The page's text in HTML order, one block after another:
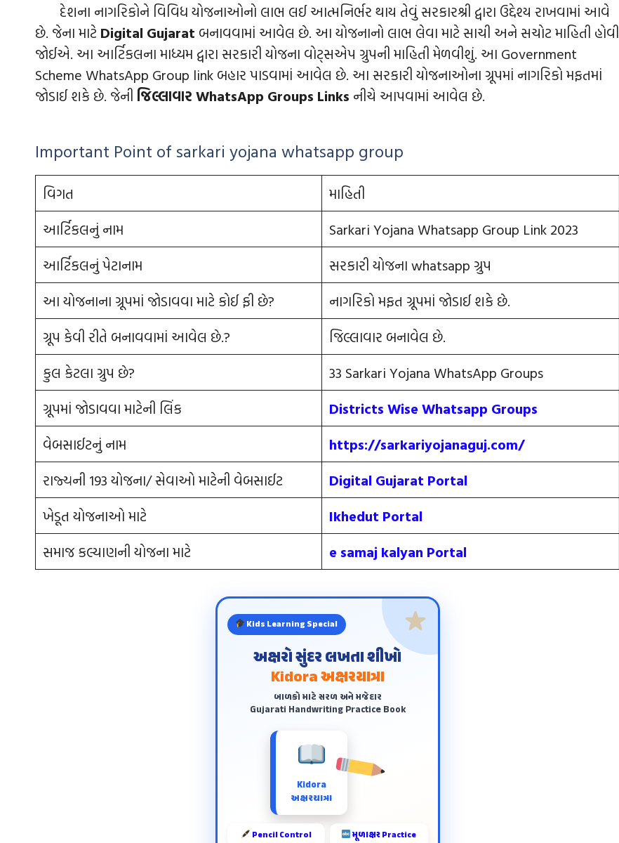
દેશના નાગરિકોને વિવિધ યોજનાઓનો લાભ લઈ આત્મનિર્ભર થાય તેવું સરકારશ્રી દ્વારા ઉદ્દેશ્ય રાખવામાં આવે
છે. જેના માટે Digital Gujarat બનાવવામાં આવેલ છે. આ યોજનાનો લાભ લેવા માટે સાચી અને સચોટ માહિતી હોવી
જોઈએ. આ આર્ટિકલના માધ્યમ દ્વારા સરકારી યોજના વોટ્સએપ ગ્રુપની માહિતી મેળવીશું. આ Government
Scheme WhatsApp Group link બહાર પાડવામાં આવેલ છે. આ સરકારી યોજનાઓના ગ્રૂપમાં નાગરિકો મફતમાં
જોડાઈ શકે છે. જેની જિલ્લાવાર WhatsApp Groups Links નીચે આપવામાં આવેલ છે.
Important Point of sarkari yojana whatsapp group
વિગત
માહિતી
આર્ટિકલનું નામ
Sarkari Yojana Whatsapp Group Link 2023
આર્ટિકલનું પેટાનામ
સરકારી યોજના whatsapp ગ્રુપ
આ યોજનાના ગ્રૂપમાં જોડાવવા માટે કોઈ ફી છે?
નાગરિકો મફત ગ્રૂપમાં જોડાઈ શકે છે.
ગ્રૂપ કેવી રીતે બનાવવામાં આવેલ છે.?
જિલ્લાવાર બનાવેલ છે.
કુલ કેટલા ગ્રુપ છે?
33 Sarkari Yojana WhatsApp Groups
ગ્રૂપમાં જોડાવવા માટેની લિંક
Districts Wise Whatsapp Groups
વેબસાઈટનું નામ
https://sarkariyojanaguj.com/
રાજ્યની 193 યોજના/ સેવાઓ માટેની વેબસાઈટ
Digital Gujarat Portal
ખેડૂત યોજનાઓ માટે
Ikhedut Portal
સમાજ કલ્યાણની યોજના માટે
e samaj kalyan Portal
Kids Learning Special
અક્ષરો સુંદર લખતા શીખો
Kidora અક્ષરયાત્રા
બાળકો માટે સરળ અને મજેદાર
Gujarati Handwriting Practice Book
Kidora
અક્ષરયાત્રા
Pencil Control મૂળાક્ષર Practice